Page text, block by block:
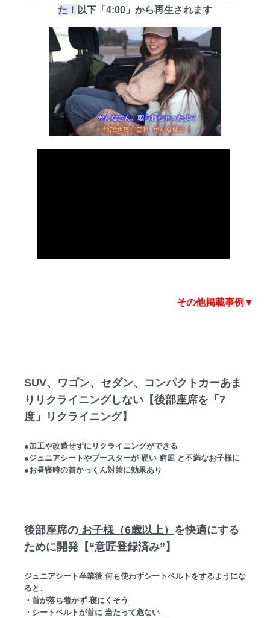
た！ 以下「4:00」 から再生されます
その他掲載事例▼
SUV、ワゴン、セダン、コンパクトカーあま
りリクライニングしない【後部座席を「7
度」リクライニング】
●加工や改造せずにリクライニングができる
●ジュニアシートやブースターが 硬い 窮屈 と不満なお子様に
●お昼寝時の首かっくん対策に効果あり
後部座席のお子様（6歳以上）
を快適にする
ために開発【“意匠登録済み”】
ジュニアシート卒業後 何も使わずシートベルトをするようにな
ると、
・首が落ち着かず寝にくそう
・ シートベルトが首に 当たって危ない